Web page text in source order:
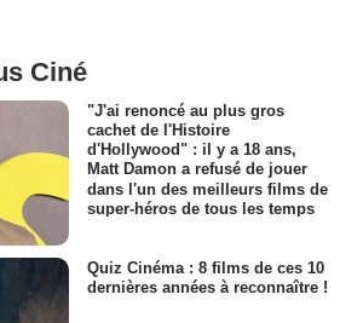
Ciné
"J'ai renoncé au plus gros
cachet de l'Histoire
d'Hollywood" : il y a 18 ans,
Matt Damon a refusé de jouer
dans l'un des meilleurs films de
super-héros de tous les temps
Quiz Cinéma : 8 films de ces 10
dernières années à reconnaître !